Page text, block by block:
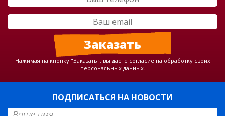
Нажимая на кнопку "Заказать", вы даете согласие на обработку своих
персональных данных.
ПОДПИСАТЬСЯ НА НОВОСТИ